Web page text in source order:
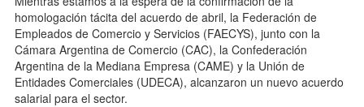
homologación tácita del acuerdo de abril, la Federación de
Empleados de Comercio y Servicios (FAECYS), junto con la
Cámara Argentina de Comercio (CAC), la Confederación
Argentina de la Mediana Empresa (CAME) y la Unión de
Entidades Comerciales (UDECA), alcanzaron un nuevo acuerdo
salarial para el sector.